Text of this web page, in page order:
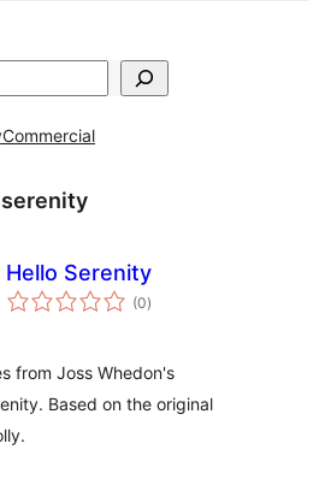
Commercial
serenity
Hello Serenity
(0totaal
waarderingen
)
from Joss Whedon's
Based on the original